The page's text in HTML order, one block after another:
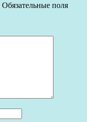
Обязательные поля